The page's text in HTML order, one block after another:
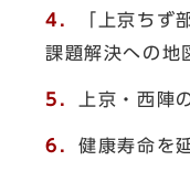
4．
「上京ちず
課題解決への地
5． 上京・西陣
6．健康寿命を